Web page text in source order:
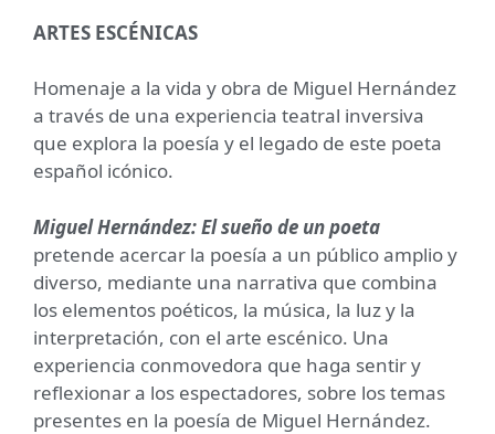
ARTES ESCÉNICAS
Homenaje a la vida y obra de Miguel Hernández
a través de una experiencia teatral inversiva
que explora la poesía y el legado de este poeta
español icónico.
Miguel Hernández: El sueño de un poeta
pretende acercar la poesía a un público amplio y
diverso, mediante una narrativa que combina
los elementos poéticos, la música, la luz y la
interpretación, con el arte escénico. Una
experiencia conmovedora que haga sentir y
reflexionar a los espectadores, sobre los temas
presentes en la poesía de Miguel Hernández.